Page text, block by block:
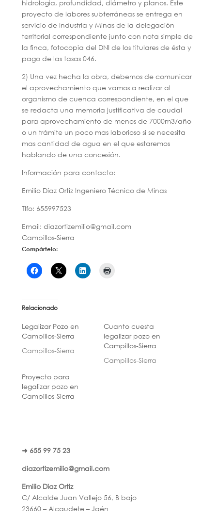
hidrologia, profundidad, diámetro y planos. Este
proyecto de labores subterráneas se entrega en
servicio de Industria y Minas de la delegación
territorial correspondiente junto con nota simple de
la finca, fotocopia del DNI de los titulares de ésta y
pago de las tasas 046.
2) Una vez hecha la obra, debemos de comunicar
el aprovechamiento que vamos a realizar al
organismo de cuenca correspondiente, en el que
se redacta una memoria justificativa de caudal
para aprovechamiento de menos de 7000m3/año
o un trámite un poco mas laborioso si se necesita
mas cantidad de agua en el que estaremos
hablando de una concesión.
Información para contacto:
Emilio Díaz Ortiz Ingeniero Técnico de Minas
Tlfo: 655997523
Email: diazortizemilio@gmail.com
Campillos-Sierra
Compártelo:
Relacionado
Legalizar Pozo en
Campillos-Sierra
Campillos-Sierra
Cuanto cuesta
legalizar pozo en
Campillos-Sierra
Campillos-Sierra
Proyecto para
legalizar pozo en
Campillos-Sierra
➜ 655 99 75 23
diazortizemilio@gmail.com
Emilio Diaz Ortiz
C/ Alcalde Juan Vallejo 56, B bajo
23660 – Alcaudete – Jaén